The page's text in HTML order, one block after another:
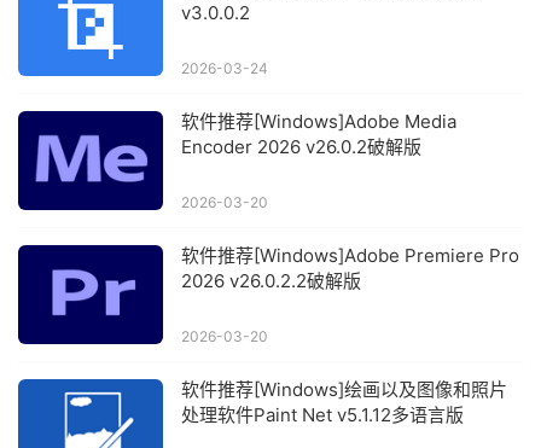
v3.0.0.2
2026-03-24
软件推荐[Windows]Adobe Media
Encoder 2026 v26.0.2破解版
2026-03-20
软件推荐[Windows]Adobe Premiere Pro
2026 v26.0.2.2破解版
2026-03-20
软件推荐[Windows]绘画以及图像和照片
处理软件Paint Net v5.1.12多语言版